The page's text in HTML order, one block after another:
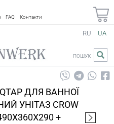
FAQ Контакти
RU UA
ПОШУК
ДЛЯ ВАННОЇ
УНІТАЗ CROW
+